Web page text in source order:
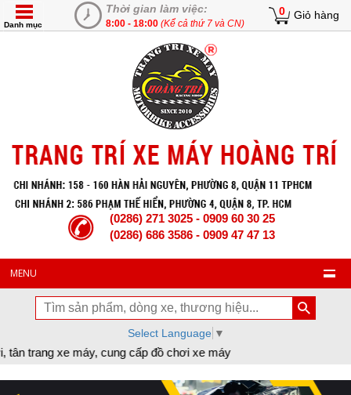
Thời gian làm việc:
8:00 - 18:00 (Kể cả thứ 7 và CN)
0 Giỏ hàng
Danh mục
(0286) 271 3025 - 0909 60 30 25
(0286) 686 3586 - 0909 47 47 13
MENU
Select Language ▼
máy, cung cấp đồ chơi xe máy